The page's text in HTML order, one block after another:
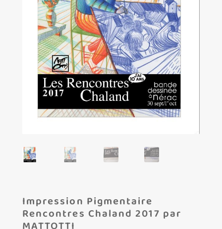
Les amis d’Yves Chaland
LUDIBD
Impression Pigmentaire
Rencontres Chaland 2017 par